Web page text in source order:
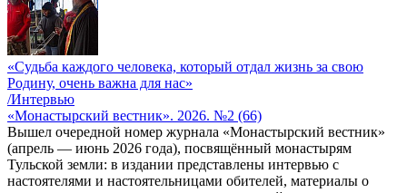
«Судьба каждого человека, который отдал жизнь за свою
Родину, очень важна для нас»
/Интервью
«Монастырский вестник». 2026. №2 (66)
Вышел очередной номер журнала «Монастырский вестник»
(апрель — июнь 2026 года), посвящённый монастырям
Тульской земли: в издании представлены интервью с
настоятелями и настоятельницами обителей, материалы о